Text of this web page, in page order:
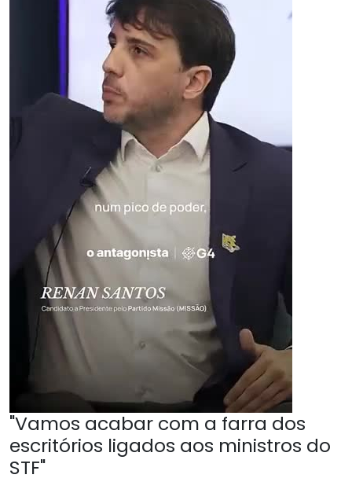
"Vamos acabar com a farra dos
escritórios ligados aos ministros do
STF"